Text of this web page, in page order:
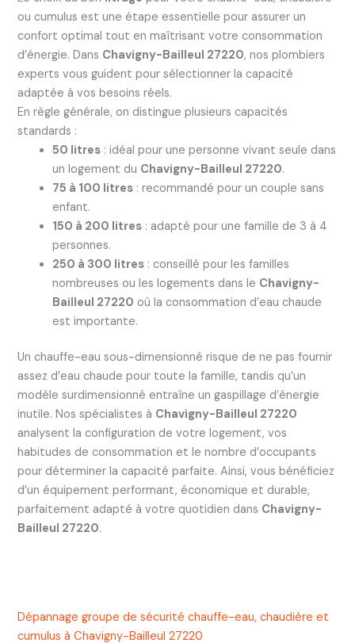
ou cumulus est une étape essentielle pour assurer un
confort optimal tout en maîtrisant votre consommation
d’énergie. Dans Chavigny-Bailleul 27220, nos plombiers
experts vous guident pour sélectionner la capacité
adaptée à vos besoins réels.
En règle générale, on distingue plusieurs capacités
standards :
50 litres: idéal pour une personne vivant seule dans
un logement du Chavigny-Bailleul 27220.
75 à 100 litres: recommandé pour un couple sans
enfant.
150 à 200 litres: adapté pour une famille de 3 à 4
personnes.
250 à 300 litres: conseillé pour les familles
nombreuses ou les logements dans le Chavigny-
Bailleul 27220 où la consommation d’eau chaude
est importante.
Un chauffe-eau sous-dimensionné risque de ne pas fournir
assez d’eau chaude pour toute la famille, tandis qu’un
modèle surdimensionné entraîne un gaspillage d’énergie
inutile. Nos spécialistes à Chavigny-Bailleul 27220
analysent la configuration de votre logement, vos
habitudes de consommation et le nombre d’occupants
pour déterminer la capacité parfaite. Ainsi, vous bénéficiez
d’un équipement performant, économique et durable,
parfaitement adapté à votre quotidien dans Chavigny-
Bailleul 27220.
Dépannage groupe de sécurité chauffe-eau, chaudière et
cumulus à Chavigny-Bailleul 27220